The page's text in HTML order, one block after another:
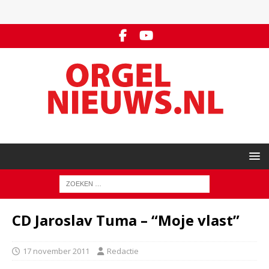
CD Jaroslav Tuma – “Moje vlast”
17 november 2011 Redactie